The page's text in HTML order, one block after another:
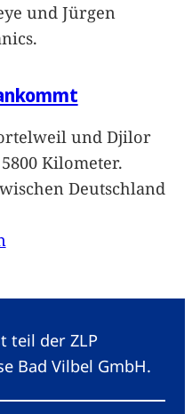
und Jürgen
und Djilor
Kilometer.
Deutschland
teil der ZLP
Bad Vilbel GmbH.